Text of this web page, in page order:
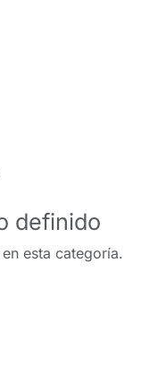
definido
esta categoría.